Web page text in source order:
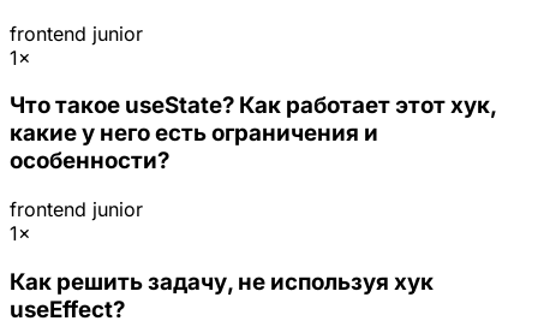
frontend junior
1×
Что такое useState? Как работает этот хук,
какие у него есть ограничения и
особенности?
frontend junior
1×
Как решить задачу, не используя хук
useEffect?